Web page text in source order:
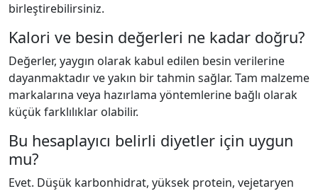
birleştirebilirsiniz.
Kalori ve besin değerleri ne kadar doğru?
Değerler, yaygın olarak kabul edilen besin verilerine
dayanmaktadır ve yakın bir tahmin sağlar. Tam malzeme
markalarına veya hazırlama yöntemlerine bağlı olarak
küçük farklılıklar olabilir.
Bu hesaplayıcı belirli diyetler için uygun
mu?
Evet. Düşük karbonhidrat, yüksek protein, vejetaryen